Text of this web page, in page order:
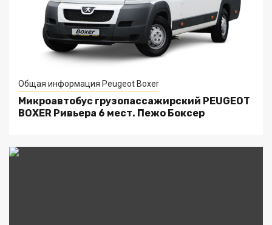
Общая информация Peugeot Boxer
Микроавтобус грузопассажирский PEUGEOT
BOXER Ривьера 6 мест. Пежо Боксер